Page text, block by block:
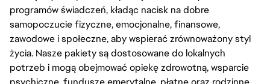
programów świadczeń, kładąc nacisk na dobre
samopoczucie fizyczne, emocjonalne, finansowe,
zawodowe i społeczne, aby wspierać zrównoważony styl
życia. Nasze pakiety są dostosowane do lokalnych
potrzeb i mogą obejmować opiekę zdrowotną, wsparcie